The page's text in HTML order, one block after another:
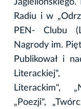
Radiu i w
PEN- Clubu
Nagrody im.
Publikował i
Literackiej",
Literackim",
„Poezji",